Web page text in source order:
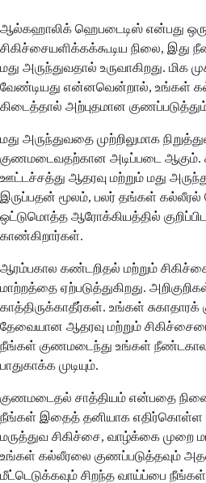
ஆல்கஹாலிக் ஹெபடைடிஸ் என்பது
சிகிச்சையளிக்கக்கூடிய நிலை, இது
மது அருந்துவதால் உருவாகிறது. மிக
வேண்டியது என்னவென்றால், உங்கள்
கிடைத்தால் அற்புதமான
மது அருந்துவதை முற்றிலுமாக
குணமடைவதற்கான அடிப்படை ஆகும்.
ஊட்டச்சத்து ஆதரவு மற்றும் மது
இருப்பதன் மூலம், பலர் தங்கள் கல்லீரல்
ஒட்டுமொத்த ஆரோக்கியத்தில்
காண்கிறார்கள்.
ஆரம்பகால கண்டறிதல் மற்றும் சிகிச்சை
மாற்றத்தை ஏற்படுத்துகிறது.
காத்திருக்காதீர்கள். உங்கள் சுகாதாரக்
தேவையான ஆதரவு மற்றும்
நீங்கள் குணமடைந்து உங்கள்
பாதுகாக்க முடியும்.
குணமடைதல் சாத்தியம் என்பதை
நீங்கள் இதைத் தனியாக எதிர்கொள்ள
மருத்துவ சிகிச்சை, வாழ்க்கை முறை
உங்கள் கல்லீரலை குணப்படுத்தவும்
மீட்டெடுக்கவும் சிறந்த வாய்ப்பை நீங்கள்